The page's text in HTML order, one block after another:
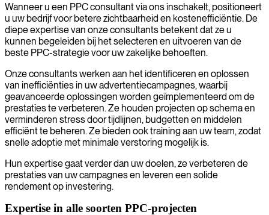
Wanneer u een PPC consultant via ons inschakelt, positioneert
u uw bedrijf voor betere zichtbaarheid en kostenefficiëntie. De
diepe expertise van onze consultants betekent dat ze u
kunnen begeleiden bij het selecteren en uitvoeren van de
beste PPC-strategie voor uw zakelijke behoeften.
Onze consultants werken aan het identificeren en oplossen
van inefficiënties in uw advertentiecampagnes, waarbij
geavanceerde oplossingen worden geïmplementeerd om de
prestaties te verbeteren. Ze houden projecten op schema en
verminderen stress door tijdlijnen, budgetten en middelen
efficiënt te beheren. Ze bieden ook training aan uw team, zodat
snelle adoptie met minimale verstoring mogelijk is.
Hun expertise gaat verder dan uw doelen, ze verbeteren de
prestaties van uw campagnes en leveren een solide
rendement op investering.
Expertise in alle soorten PPC-projecten